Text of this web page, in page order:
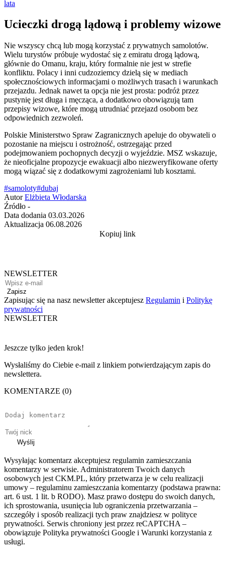
lata
Ucieczki drogą lądową i problemy wizowe
Nie wszyscy chcą lub mogą korzystać z prywatnych samolotów.
Wielu turystów próbuje wydostać się z emiratu drogą lądową,
głównie do Omanu, kraju, który formalnie nie jest w strefie
konfliktu. Polacy i inni cudzoziemcy dzielą się w mediach
społecznościowych informacjami o możliwych trasach i warunkach
przejazdu. Jednak nawet ta opcja nie jest prosta: podróż przez
pustynię jest długa i męcząca, a dodatkowo obowiązują tam
przepisy wizowe, które mogą utrudniać przejazd osobom bez
odpowiednich zezwoleń.
Polskie Ministerstwo Spraw Zagranicznych apeluje do obywateli o
pozostanie na miejscu i ostrożność, ostrzegając przed
podejmowaniem pochopnych decyzji o wyjeździe. MSZ wskazuje,
że nieoficjalne propozycje ewakuacji albo niezweryfikowane oferty
mogą wiązać się z dodatkowymi zagrożeniami lub kosztami.
#samoloty#dubaj
Autor Elżbieta Włodarska
Źródło -
Data dodania 03.03.2026
Aktualizacja 06.08.2026
Kopiuj link
NEWSLETTER
Zapisz
Zapisując się na nasz newsletter akceptujesz Regulamin i Politykę
prywatności
NEWSLETTER
Jeszcze tylko jeden krok!
Wysłaliśmy do Ciebie e-mail z linkiem potwierdzającym zapis do
newslettera.
KOMENTARZE (0)
Wyślij
Wysyłając komentarz akceptujesz regulamin zamieszczania
komentarzy w serwisie. Administratorem Twoich danych
osobowych jest CKM.PL, który przetwarza je w celu realizacji
umowy – regulaminu zamieszczania komentarzy (podstawa prawna:
art. 6 ust. 1 lit. b RODO). Masz prawo dostępu do swoich danych,
ich sprostowania, usunięcia lub ograniczenia przetwarzania –
szczegóły i sposób realizacji tych praw znajdziesz w polityce
prywatności. Serwis chroniony jest przez reCAPTCHA –
obowiązuje Polityka prywatności Google i Warunki korzystania z
usługi.